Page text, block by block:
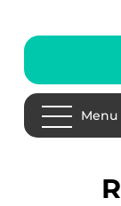
Menu